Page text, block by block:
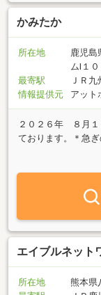
かみたか
所在地
鹿児島
ムⅠ１０
最寄駅
ＪＲ
情報提供元
アット
２０２６年 ８月１
ております。＊急
絡願います。ホー
いたします。急激
い。売買・賃貸お
ろいろな物件をご
時間も多くなって
いたします。「今
以外に借りたい」
レス：
エイブルネット
所在地
熊本県